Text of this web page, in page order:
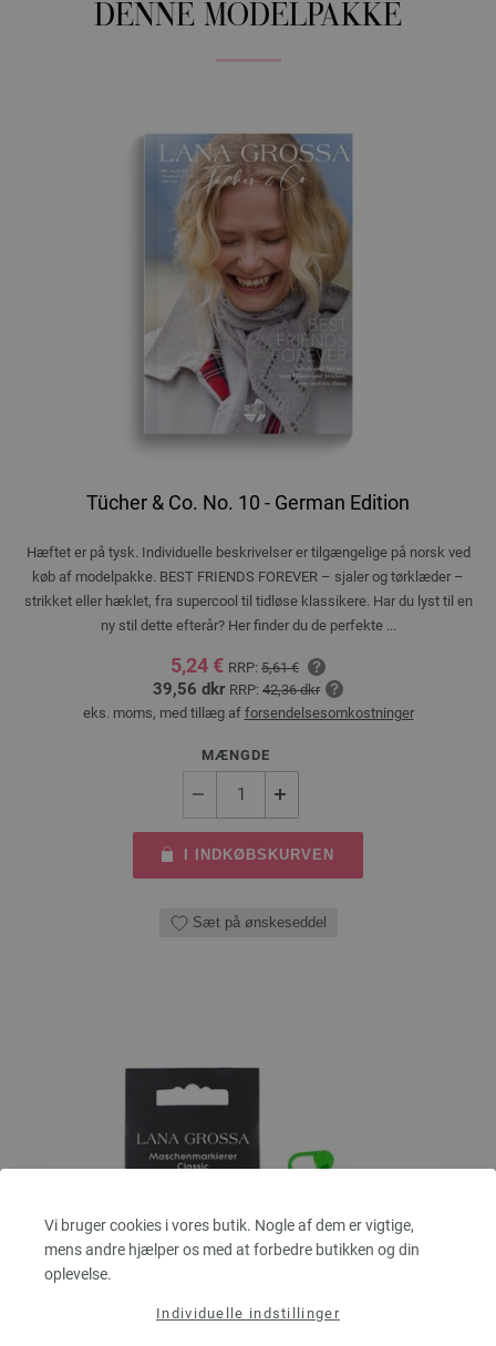
Vi bruger cookies i vores butik. Nogle af dem er vigtige,
mens andre hjælper os med at forbedre butikken og din
oplevelse.
Individuelle indstillinger
DENNE MODELPAKKE
Tücher & Co. No. 10 - German Edition
Hæftet er på tysk. Individuelle beskrivelser er tilgængelige på norsk ved
køb af modelpakke. BEST FRIENDS FOREVER – sjaler og tørklæder –
strikket eller hæklet, fra supercool til tidløse klassikere. Har du lyst til en
ny stil dette efterår? Her finder du de perfekte ...
5,24 € RRP: 5,61 €
39,56 dkr RRP: 42,36 dkr
eks. moms, med tillæg af forsendelsesomkostninger
MÆNGDE
I INDKØBSKURVEN
Sæt på ønskeseddel